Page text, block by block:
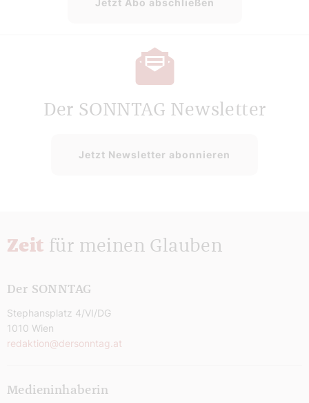
Jetzt Abo abschließen
Der SONNTAG Newsletter
Jetzt Newsletter abonnieren
Zeit für meinen Glauben
Der SONNTAG
Stephansplatz 4/VI/DG
1010 Wien
redaktion@dersonntag.at
Medieninhaberin